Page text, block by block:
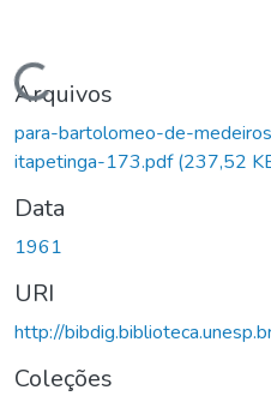
Carregando...
Arquivos
para-bartolomeo-de-
itapetinga-173.pdf(237,52
Data
1961
URI
http://
Coleções